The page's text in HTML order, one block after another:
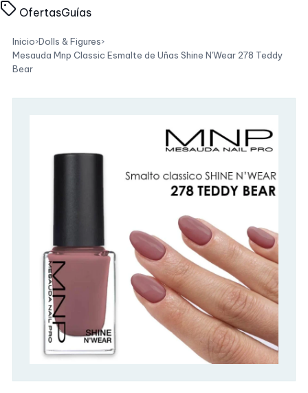
OfertasGuías
Inicio›Dolls & Figures›
Mesauda Mnp Classic Esmalte de Uñas Shine N'Wear 278 Teddy
Bear